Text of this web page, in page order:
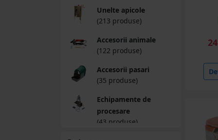
Unelte apicole
(213 produse)
Accesorii animale
(122 produse)
Accesorii pasari
(35 produse)
Echipamente de
procesare
(43 produse)